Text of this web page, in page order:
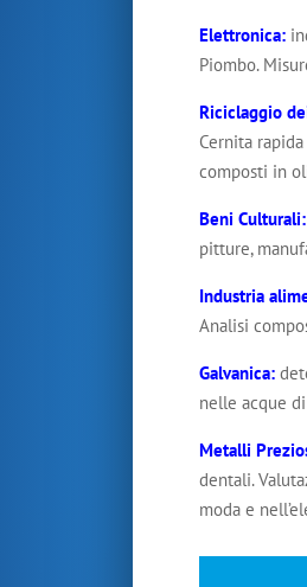
Elettronica:
Piombo.
Riciclaggio
Cernita
composti in
Beni Culturali:
pitture,
Industria
Analisi
Galvanica:
nelle acque
Metalli
dentali.
moda e